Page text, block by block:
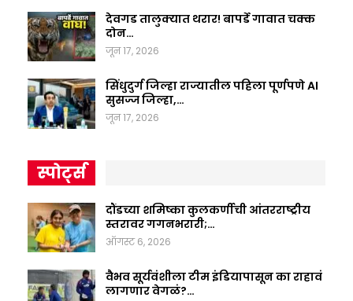
देवगड तालुक्यात थरार! बापर्डे गावात चक्क
दोन…
जून 17, 2026
सिंधुदुर्ग जिल्हा राज्यातील पहिला पूर्णपणे AI
सुसज्ज जिल्हा,…
जून 17, 2026
स्पोर्ट्स
दौंडच्या शमिष्का कुलकर्णीची आंतरराष्ट्रीय
स्तरावर गगनभरारी;…
ऑगस्ट 6, 2026
वैभव सूर्यवंशीला टीम इंडियापासून का राहावं
लागणार वेगळं?…